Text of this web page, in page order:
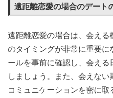
遠距離恋愛の場合のデート
遠距離恋愛の場合は、会える
のタイミングが非常に重要に
ールを事前に確認し、会え
しましょう。また、会えな
コミュニケーションを密に取